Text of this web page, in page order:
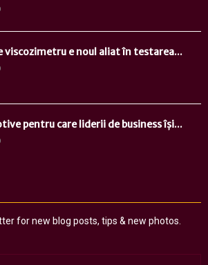
viscozimetru e noul aliat în testarea...
pentru care liderii de business își...
for new blog posts, tips & new photos.